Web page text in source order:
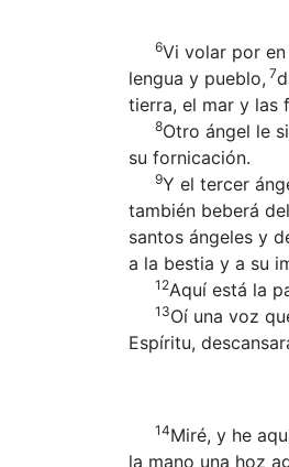
6Vi volar por
lengua y pueblo, 7
tierra, el mar y las
8Otro ángel le
su fornicación.
9Y el tercer
también beberá
santos ángeles y
a la bestia y a su
12Aquí está la
13Oí una voz
Espíritu,
14Miré, y he
la mano una hoz